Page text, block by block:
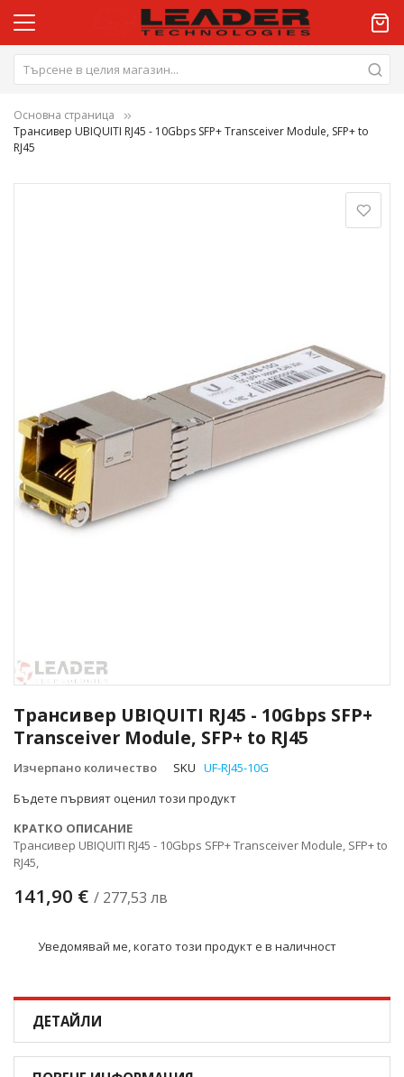
Основна страница
Трансивер UBIQUITI RJ45 - 10Gbps SFP+ Transceiver Module, SFP+ to
RJ45
Трансивер UBIQUITI RJ45 - 10Gbps SFP+
Transceiver Module, SFP+ to RJ45
Изчерпано количество SKU UF-RJ45-10G
Бъдете първият оценил този продукт
КРАТКО ОПИСАНИЕ
Трансивер UBIQUITI RJ45 - 10Gbps SFP+ Transceiver Module, SFP+ to
RJ45,
141,90 € / 277,53 лв
Уведомявай ме, когато този продукт е в наличност
към
началото
на
галерия
снимки
ДЕТАЙЛИ